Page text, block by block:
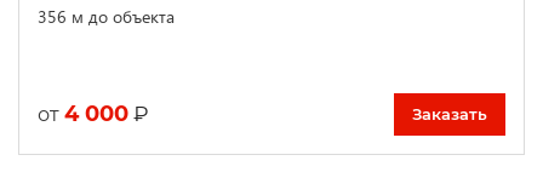
356 м до объекта
от 4 000 ₽ Заказать